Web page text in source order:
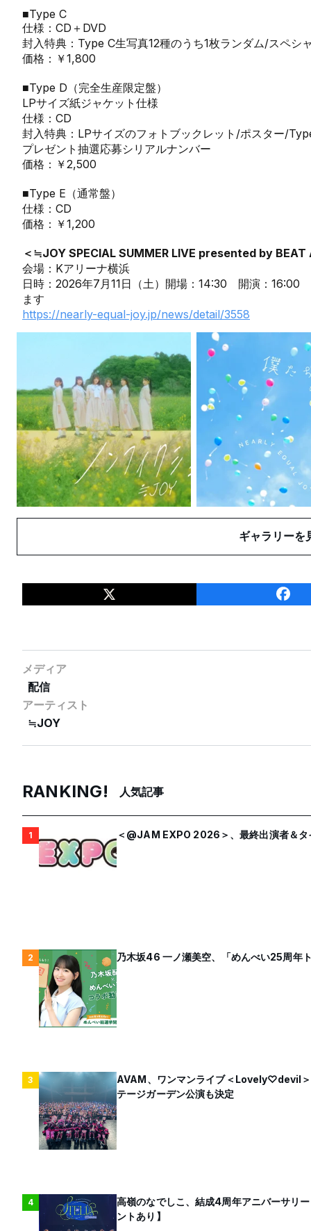
■Type C
仕様：CD＋DVD
封入特典：Type C生写真12種のうち1枚ランダム/スペシ
価格：￥1,800
■Type D（完全生産限定盤）
LPサイズ紙ジャケット仕様
仕様：CD
封入特典：LPサイズのフォトブックレット/ポスター/
プレゼント抽選応募シリアルナンバー
価格：￥2,500
■Type E（通常盤）
仕様：CD
価格：￥1,200
＜≒JOY SPECIAL SUMMER LIVE presented by BEAT
会場：Kアリーナ横浜
日時：2026年7月11日（土）開場：14:30 開演：
ます
https://nearly-equal-joy.jp/news/detail/3558
ギャラリーを
メディア
配信
アーティスト
≒JOY
RANKING! 人気記事
1 ＜@JAM EXPO 2026＞、最終出演者＆タ
2 乃木坂46 一ノ瀬美空、「めんべい25周年
3
AVAM、ワンマンライブ＜Lovely♡devil
テージガーデン公演も決定
4
高嶺のなでしこ、結成4周年アニバーサリ
ントあり】